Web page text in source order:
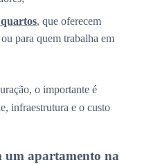
, que oferecem
para quem trabalha em
o importante é
infraestrutura e o custo
um apartamento na